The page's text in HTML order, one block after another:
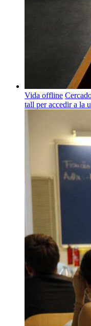
Vida offline
tall per accedir a la